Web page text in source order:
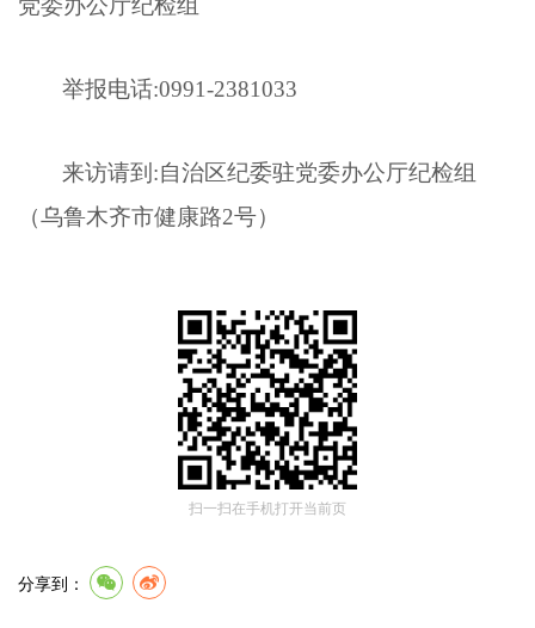
党委办公厅纪检组
举报电话:0991-2381033
来访请到:自治区纪委驻党委办公厅纪检组
（乌鲁木齐市健康路2号）
扫一扫在手机打开当前页
分享到：